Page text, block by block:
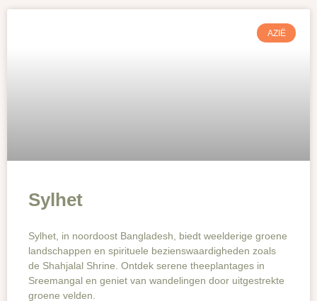
AZIË
Sylhet
Sylhet, in noordoost Bangladesh, biedt weelderige groene
landschappen en spirituele bezienswaardigheden zoals
de Shahjalal Shrine. Ontdek serene theeplantages in
Sreemangal en geniet van wandelingen door uitgestrekte
groene velden.